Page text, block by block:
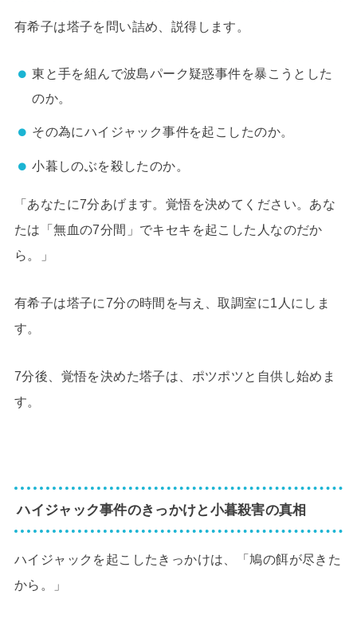
有希子は塔子を問い詰め、説得します。
東と手を組んで波島パーク疑惑事件を暴こうとした
のか。
その為にハイジャック事件を起こしたのか。
小暮しのぶを殺したのか。
「あなたに7分あげます。覚悟を決めてください。あな
たは「無血の7分間」でキセキを起こした人なのだか
ら。」
有希子は塔子に7分の時間を与え、取調室に1人にしま
す。
7分後、覚悟を決めた塔子は、ポツポツと自供し始めま
す。
ハイジャック事件のきっかけと小暮殺害の真相
ハイジャックを起こしたきっかけは、「鳩の餌が尽きた
から。」